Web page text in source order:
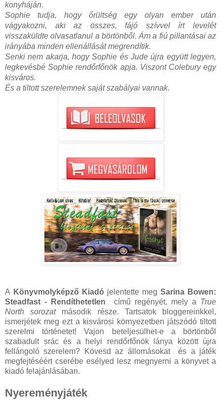
konyháján.
Sophie tudja, hogy őrültség egy olyan ember után
vágyakozni, aki az összes, fájó szívvel írt levelét
visszaküldte olvasatlanul a börtönből. Ám a fiú pillantásai az
irányába minden ellenállását megrendítik.
Senki nem akarja, hogy Sophie és Jude újra együtt legyen,
legkevésbé Sophie rendőrfőnök apja. Viszont Colebury egy
kisváros.
És a tiltott szerelemnek saját szabályai vannak.
A Könyvmolyképző Kiadó jelentette meg Sarina Bowen:
Steadfast - Rendíthetetlen című regényét, mely a True
North sorozat második része. Tartsatok bloggereinkkel,
ismerjétek meg ezt a kisvárosi környezetben játszódó tiltott
szerelmi történetet! Vajon beteljesülhet-e a börtönből
szabadult srác és a helyi rendőrfőnök lánya között újra
fellángoló szerelem? Kövesd az állomásokat és a játék
megfejtéséért cserébe esélyed lesz megnyerni a könyvet a
kiadó felajánlásában.
Nyereményjáték